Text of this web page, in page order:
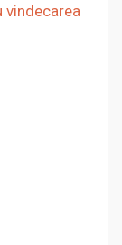
vindecarea